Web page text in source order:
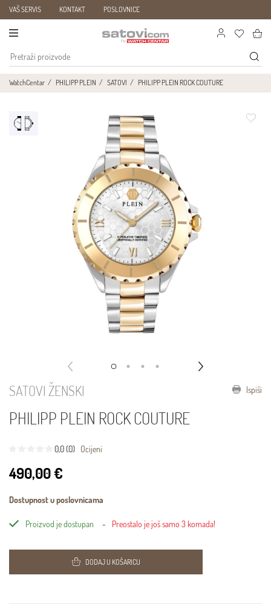
VAŠ SERVIS KONTAKT POSLOVNICE
WatchCentar PHILIPP PLEIN SATOVI PHILIPP PLEIN ROCK COUTURE
Ispiši
SATOVI ŽENSKI
PHILIPP PLEIN ROCK COUTURE
0,0 (0) Ocijeni
490,00 €
Dostupnost u poslovnicama
Proizvod je dostupan Preostalo je još samo 3 komada!
DODAJ U KOŠARICU